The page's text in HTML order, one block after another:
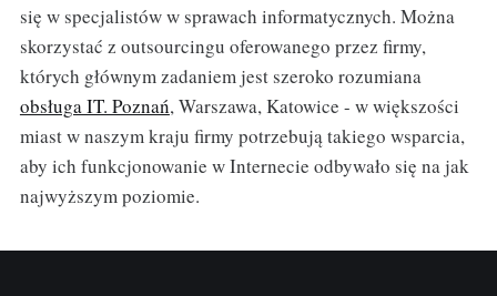
się w specjalistów w sprawach informatycznych. Można
skorzystać z outsourcingu oferowanego przez firmy,
których głównym zadaniem jest szeroko rozumiana
obsługa IT. Poznań, Warszawa, Katowice - w większości
miast w naszym kraju firmy potrzebują takiego wsparcia,
aby ich funkcjonowanie w Internecie odbywało się na jak
najwyższym poziomie.